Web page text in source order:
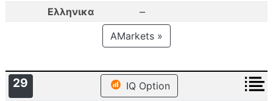
Ελληνικα –
AMarkets »
29 IQ Option